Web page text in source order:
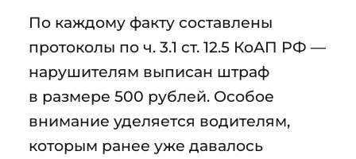
По каждому факту составлены
протоколы по ч. 3.1 ст. 12.5 КоАП РФ —
нарушителям выписан штраф
в размере 500 рублей. Особое
внимание уделяется водителям,
которым ранее уже давалось